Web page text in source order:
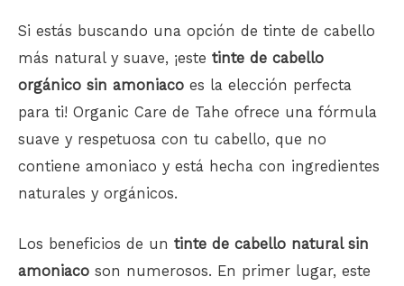
Si estás buscando una opción de tinte de cabello
más natural y suave, ¡este tinte de cabello
orgánico sin amoniaco es la elección perfecta
para ti! Organic Care de Tahe ofrece una fórmula
suave y respetuosa con tu cabello, que no
contiene amoniaco y está hecha con ingredientes
naturales y orgánicos.
Los beneficios de un tinte de cabello natural sin
amoniaco son numerosos. En primer lugar, este